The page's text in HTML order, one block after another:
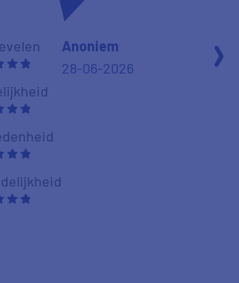
Anoniem
28-06-2026
Aanbevelen